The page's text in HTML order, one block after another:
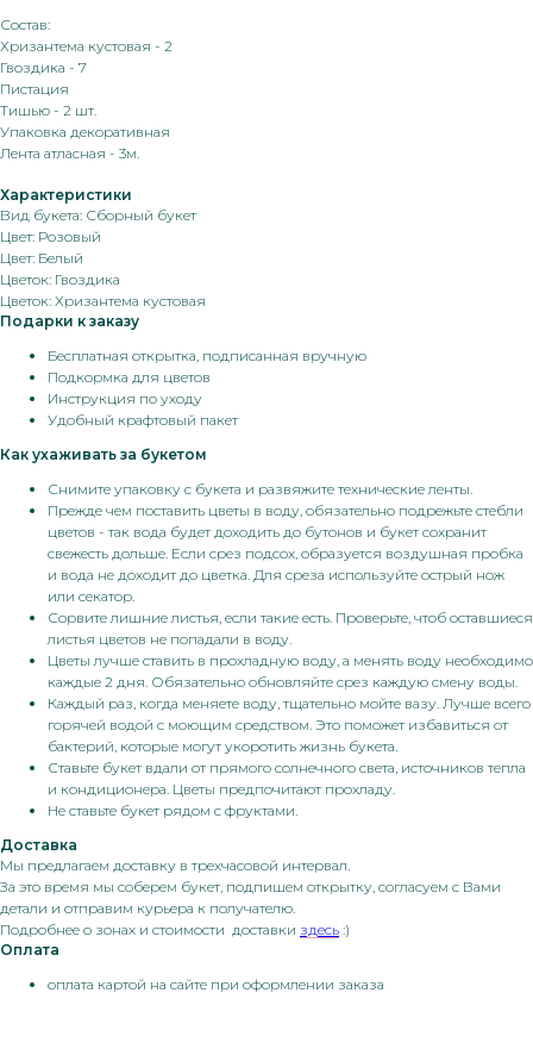
Состав:
Хризантема кустовая - 2
Гвоздика - 7
Пистация
Тишью - 2 шт.
Упаковка декоративная
Лента атласная - 3м.
Характеристики
Вид букета: Сборный букет
Цвет: Розовый
Цвет: Белый
Цветок: Гвоздика
Цветок: Хризантема кустовая
Подарки к заказу
Бесплатная открытка, подписанная вручную
Подкормка для цветов
Инструкция по уходу
Удобный крафтовый пакет
Как ухаживать за букетом
Снимите упаковку с букета и развяжите технические ленты.
Прежде чем поставить цветы в воду, обязательно подрежьте стебли
цветов - так вода будет доходить до бутонов и букет сохранит
свежесть дольше. Если срез подсох, образуется воздушная пробка
и вода не доходит до цветка. Для среза используйте острый нож
или секатор.
Сорвите лишние листья, если такие есть. Проверьте, чтоб оставшиеся
листья цветов не попадали в воду.
Цветы лучше ставить в прохладную воду, а менять воду необходимо
каждые 2 дня. Обязательно обновляйте срез каждую смену воды.
Каждый раз, когда меняете воду, тщательно мойте вазу. Лучше всего
горячей водой с моющим средством. Это поможет избавиться от
бактерий, которые могут укоротить жизнь букета.
Ставьте букет вдали от прямого солнечного света, источников тепла
и кондиционера. Цветы предпочитают прохладу.
Не ставьте букет рядом с фруктами.
Доставка
Мы предлагаем доставку в трехчасовой интервал.
За это время мы соберем букет, подпишем открытку, согласуем с Вами
детали и отправим курьера к получателю.
Подробнее о зонах и стоимости доставки здесь :)
Оплата
оплата картой на сайте при оформлении заказа